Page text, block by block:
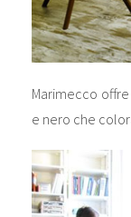
Marimecco
e nero che